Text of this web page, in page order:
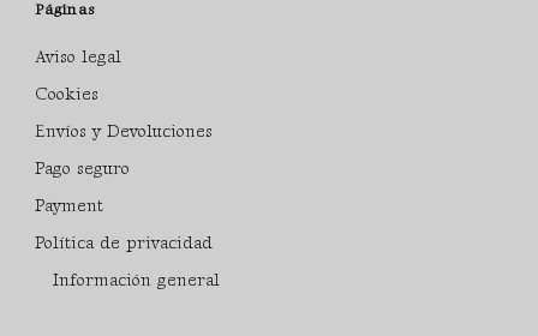
Páginas
Aviso legal
Cookies
Envíos y Devoluciones
Pago seguro
Payment
Política de privacidad
Información general